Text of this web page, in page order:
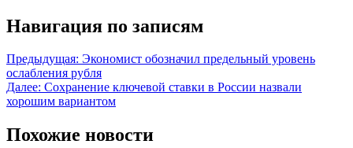
Навигация по записям
Предыдущая: Экономист обозначил предельный уровень
ослабления рубля
Далее: Сохранение ключевой ставки в России назвали
хорошим вариантом
Похожие новости